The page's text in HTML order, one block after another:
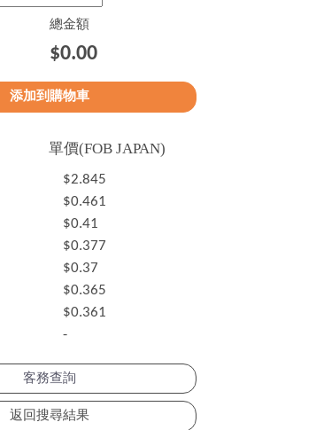
總金額
$0.00
單價(FOB JAPAN)
$2.845
$0.461
$0.41
$0.377
$0.37
$0.365
$0.361
-
客務查詢